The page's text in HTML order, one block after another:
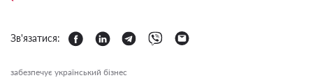
Зв'язатися:
забезпечує український бізнес